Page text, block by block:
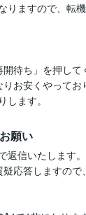
りますので、転
待ち」を押して
お安くやって
します。
願い
返信いたします。
応答しますので